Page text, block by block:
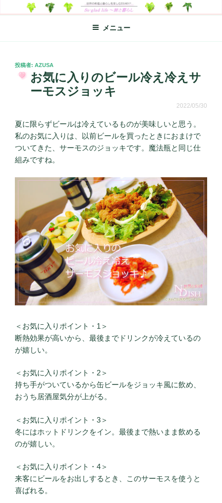
ン
ン
SO-GLAD LIFE～旅と暮らし
世界の料理のエッセイやレシピ、シンプルライフ、楽しい暮らしなどを
綴る、世界248か国を旅した松本あづさのDIARYです
メニュー
投
稿
投稿者: AZUSA
お気に入りのビール冷え冷えサ
ーモスジョッキ
2022/05/30
夏に限らずビールは冷えているものが美味しいと思う。
私のお気に入りは、以前ビールを買ったときにおまけで
ついてきた、サーモスのジョッキです。魔法瓶と同じ仕
組みですね。
＜お気に入りポイント・1＞
断熱効果が高いから、最後までドリンクが冷えているの
が嬉しい。
＜お気に入りポイント・2＞
持ち手がついているから缶ビールをジョッキ風に飲め、
おうち居酒屋気分が上がる。
＜お気に入りポイント・3＞
冬にはホットドリンクをイン。最後まで熱いまま飲める
のが嬉しい。
＜お気に入りポイント・4＞
来客にビールをお出しするとき、このサーモスを使うと
喜ばれる。